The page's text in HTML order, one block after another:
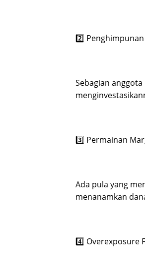
2️⃣
Sebagian
3️⃣ Permainan
Ada pula yang
menanamkan
4️⃣ Overexposure